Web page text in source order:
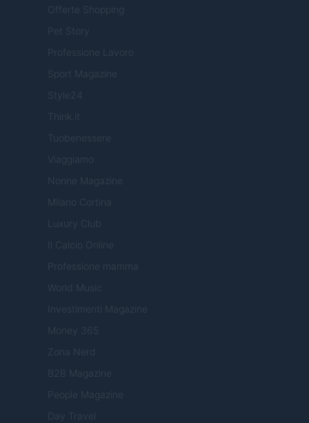
Offerte Shopping
Pet Story
Professione Lavoro
Sport Magazine
Style24
Think.it
Tuobenessere
Viaggiamo
Nonne Magazine
Milano Cortina
Luxury Club
Il Calcio Online
Professione mamma
World Music
Investimenti Magazine
Money 365
Zona Nerd
B2B Magazine
People Magazine
Day Travel